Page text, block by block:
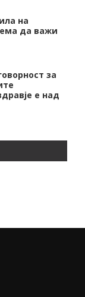
на
да важи
за
е над